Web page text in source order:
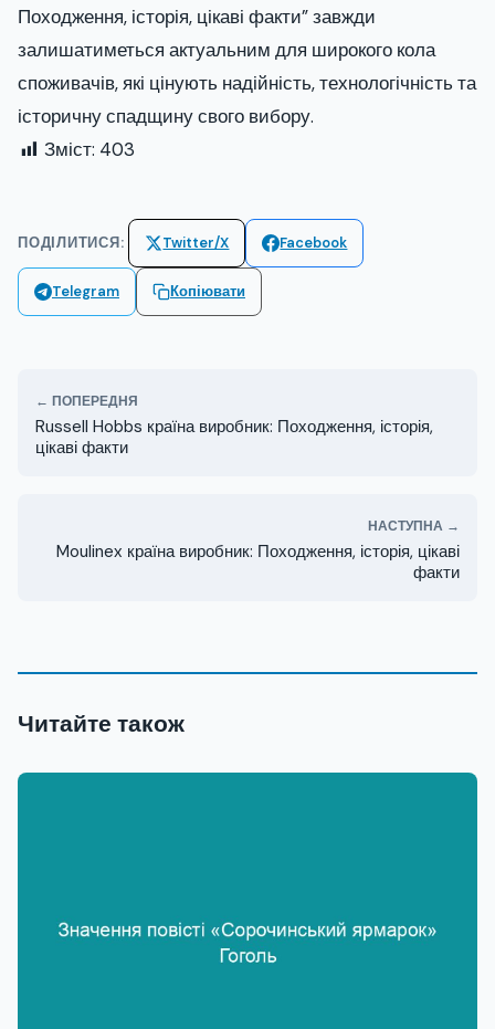
Походження, історія, цікаві факти” завжди
залишатиметься актуальним для широкого кола
споживачів, які цінують надійність, технологічність та
історичну спадщину свого вибору.
Зміст: 403
ПОДІЛИТИСЯ: Twitter/X Facebook
Telegram Копіювати
← ПОПЕРЕДНЯ
Russell Hobbs країна виробник: Походження, історія,
цікаві факти
НАСТУПНА →
Moulinex країна виробник: Походження, історія, цікаві
факти
Читайте також